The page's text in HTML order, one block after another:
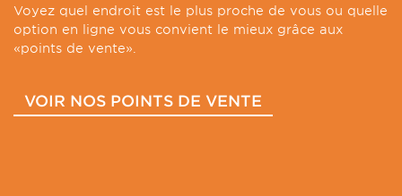
Voyez quel endroit est le plus proche de vous ou quelle
option en ligne vous convient le mieux grâce aux
«points de vente».
VOIR NOS POINTS DE VENTE